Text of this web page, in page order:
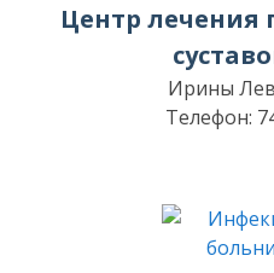
Центр лечения
Ирины
Телефон: